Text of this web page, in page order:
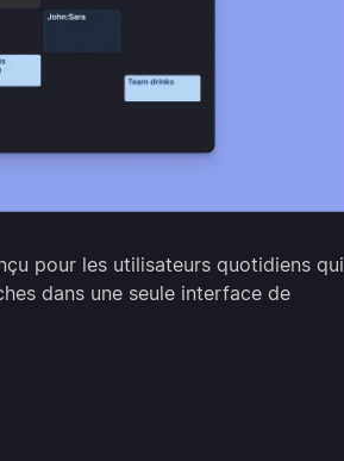
pour les utilisateurs quotidiens qui
dans une seule interface de